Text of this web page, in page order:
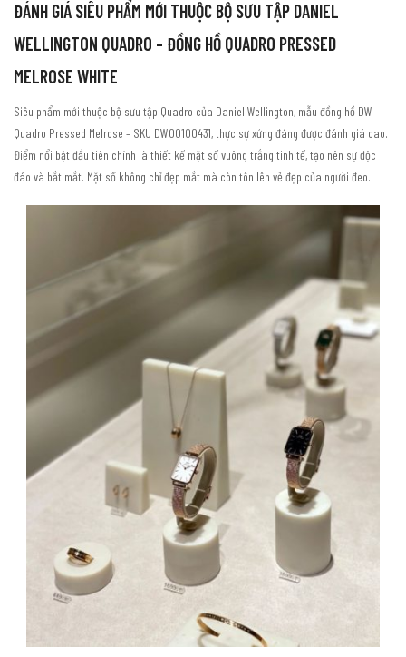
ĐÁNH GIÁ SIÊU PHẨM MỚI THUỘC BỘ SƯU TẬP DANIEL
WELLINGTON QUADRO – ĐỒNG HỒ QUADRO PRESSED
MELROSE WHITE
Siêu phẩm mới thuộc bộ sưu tập Quadro của Daniel Wellington, mẫu đồng hồ DW
Quadro Pressed Melrose – SKU DW00100431, thực sự xứng đáng được đánh giá cao.
Điểm nổi bật đầu tiên chính là thiết kế mặt số vuông trắng tinh tế, tạo nên sự độc
đáo và bắt mắt. Mặt số không chỉ đẹp mắt mà còn tôn lên vẻ đẹp của người đeo.